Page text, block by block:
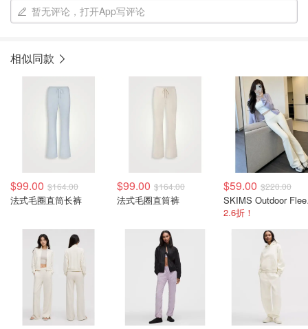
暂无评论，打开App写评论
相似同款
$99.00 $164.00
法式毛圈直筒长裤
$99.00 $164.00
法式毛圈直筒裤
$59.00 $220.00
2.6折！